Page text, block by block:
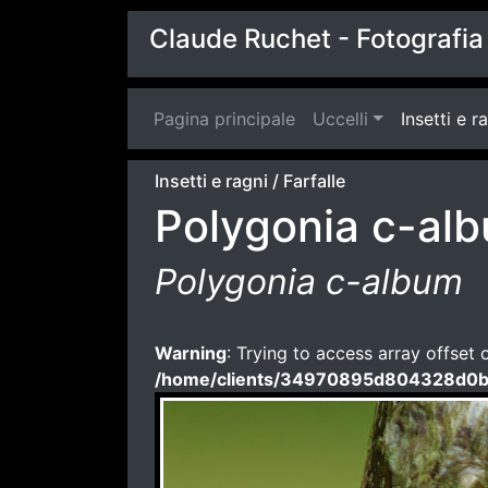
Claude Ruchet -
Pagina principale (current)
Uccelli Insetti e
Insetti e ragni / Farfalle
Polygonia c-
Polygonia c-album
Warning: Trying to access array offset
/home/clients/